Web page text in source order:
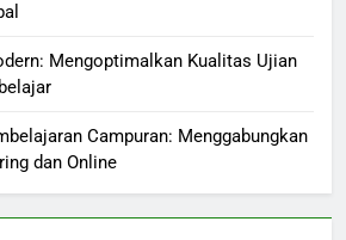
Mengoptimalkan Kualitas Ujian
Campuran: Menggabungkan
dan Online